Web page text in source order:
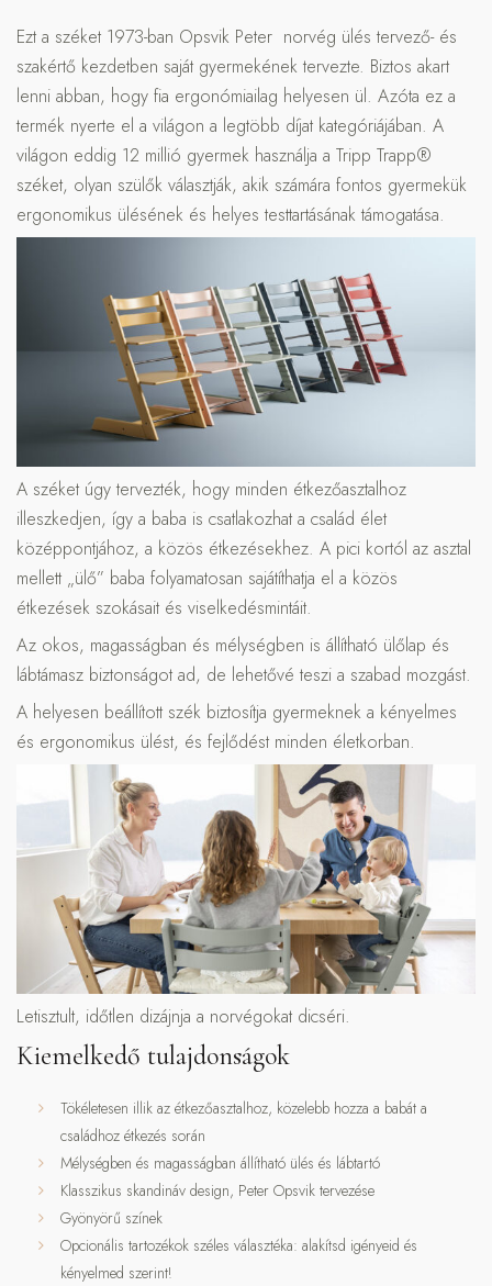
Ezt a széket 1973-ban Opsvik Peter norvég ülés tervező- és
szakértő kezdetben saját gyermekének tervezte. Biztos akart
lenni abban, hogy fia ergonómiailag helyesen ül. Azóta ez a
termék nyerte el a világon a legtöbb díjat kategóriájában. A
világon eddig 12 millió gyermek használja a Tripp Trapp®
széket, olyan szülők választják, akik számára fontos gyermekük
ergonomikus ülésének és helyes testtartásának támogatása.
A széket úgy tervezték, hogy minden étkezőasztalhoz
illeszkedjen, így a baba is csatlakozhat a család élet
középpontjához, a közös étkezésekhez. A pici kortól az asztal
mellett „ülő” baba folyamatosan sajátíthatja el a közös
étkezések szokásait és viselkedésmintáit.
Az okos, magasságban és mélységben is állítható ülőlap és
lábtámasz biztonságot ad, de lehetővé teszi a szabad mozgást.
A helyesen beállított szék biztosítja gyermeknek a kényelmes
és ergonomikus ülést, és fejlődést minden életkorban.
Letisztult, időtlen dizájnja a norvégokat dicséri.
Kiemelkedő tulajdonságok
Tökéletesen illik az étkezőasztalhoz, közelebb hozza a babát a
családhoz étkezés során
Mélységben és magasságban állítható ülés és lábtartó
Klasszikus skandináv design, Peter Opsvik tervezése
Gyönyörű színek
Opcionális tartozékok széles választéka: alakítsd igényeid és
kényelmed szerint!